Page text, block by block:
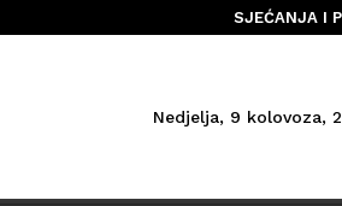
SJEĆANJA I
Nedjelja, 9 kolovoza,